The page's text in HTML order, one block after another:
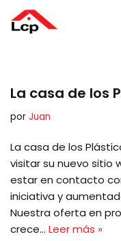
Saltar
La casa de los
por Juan
La casa de los
visitar su nuevo sitio
estar en contacto
iniciativa y
Nuestra oferta en
crece… Leer más »